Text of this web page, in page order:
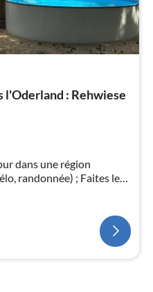
l'Oderland : Rehwiese
dans une région
randonnée) ; Faites le
et/ou avec votre